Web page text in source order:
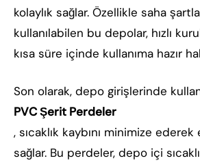
kolaylık sağlar. Özellikle saha
kullanılabilen bu depolar, hızlı
kısa süre içinde kullanıma hazır
Son olarak, depo girişlerinde
PVC Şerit Perdeler
, sıcaklık kaybını minimize
sağlar. Bu perdeler, depo içi